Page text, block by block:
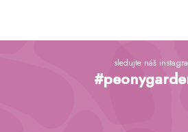
ý
i
s
Z
sledujte náš